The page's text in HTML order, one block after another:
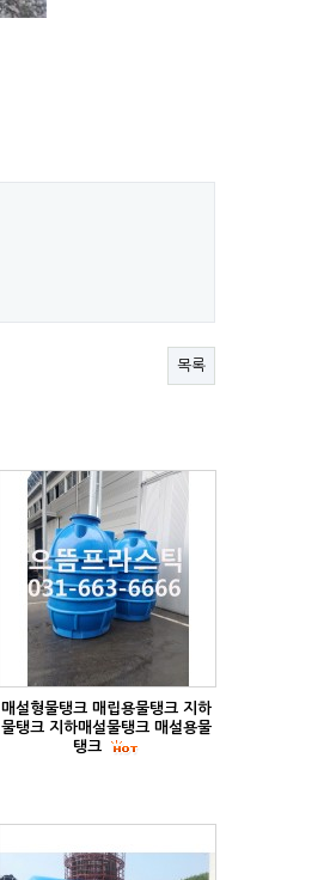
목록
매설형물탱크 매립용물탱크 지하
물탱크 지하매설물탱크 매설용물
탱크